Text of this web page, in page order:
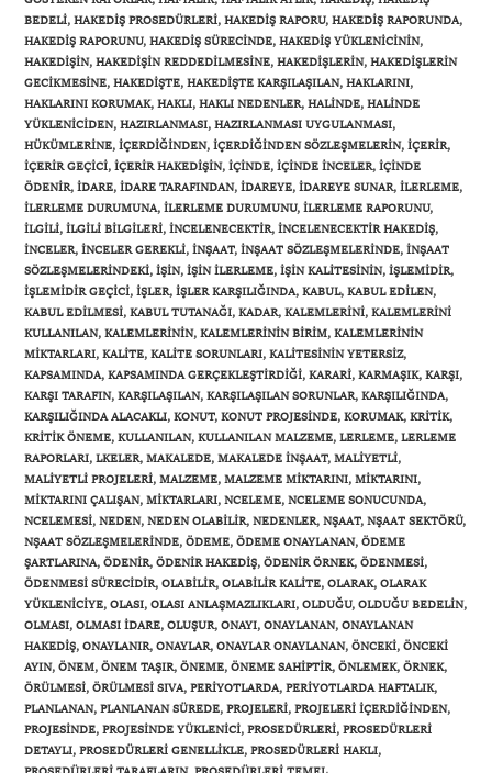
BEDELI, HAKEDIŞ PROSEDÜRLERI, HAKEDIŞ RAPORU, HAKEDIŞ RAPORUNDA,
HAKEDIŞ RAPORUNU, HAKEDIŞ SÜRECINDE, HAKEDIŞ YÜKLENICININ,
HAKEDIŞIN, HAKEDIŞIN REDDEDILMESINE, HAKEDIŞLERIN, HAKEDIŞLERIN
GECIKMESINE, HAKEDIŞTE, HAKEDIŞTE KARŞILAŞILAN, HAKLARINI,
HAKLARINI KORUMAK, HAKLI, HAKLI NEDENLER, HALINDE, HALINDE
YÜKLENICIDEN, HAZIRLANMASI, HAZIRLANMASI UYGULANMASI,
HÜKÜMLERINE, IÇERDIĞINDEN, IÇERDIĞINDEN SÖZLEŞMELERIN, IÇERIR,
IÇERIR GEÇICI, IÇERIR HAKEDIŞIN, IÇINDE, IÇINDE INCELER, IÇINDE
ÖDENIR, IDARE, IDARE TARAFINDAN, IDAREYE, IDAREYE SUNAR, ILERLEME,
ILERLEME DURUMUNA, ILERLEME DURUMUNU, ILERLEME RAPORUNU,
ILGILI, ILGILI BILGILERI, INCELENECEKTIR, INCELENECEKTIR HAKEDIŞ,
INCELER, INCELER GEREKLI, INŞAAT, INŞAAT SÖZLEŞMELERINDE, INŞAAT
SÖZLEŞMELERINDEKI, IŞIN, IŞIN ILERLEME, IŞIN KALITESININ, IŞLEMIDIR,
IŞLEMIDIR GEÇICI, IŞLER, IŞLER KARŞILIĞINDA, KABUL, KABUL EDILEN,
KABUL EDILMESI, KABUL TUTANAĞI, KADAR, KALEMLERINI, KALEMLERINI
KULLANILAN, KALEMLERININ, KALEMLERININ BIRIM, KALEMLERININ
MIKTARLARI, KALITE, KALITE SORUNLARI, KALITESININ YETERSIZ,
KAPSAMINDA, KAPSAMINDA GERÇEKLEŞTIRDIĞI, KARARI, KARMAŞIK, KARŞI,
KARŞI TARAFIN, KARŞILAŞILAN, KARŞILAŞILAN SORUNLAR, KARŞILIĞINDA,
KARŞILIĞINDA ALACAKLI, KONUT, KONUT PROJESINDE, KORUMAK, KRITIK,
KRITIK ÖNEME, KULLANILAN, KULLANILAN MALZEME, LERLEME, LERLEME
RAPORLARI, LKELER, MAKALEDE, MAKALEDE INŞAAT, MALIYETLI,
MALIYETLI PROJELERI, MALZEME, MALZEME MIKTARINI, MIKTARINI,
MIKTARINI ÇALIŞAN, MIKTARLARI, NCELEME, NCELEME SONUCUNDA,
NCELEMESI, NEDEN, NEDEN OLABILIR, NEDENLER, NŞAAT, NŞAAT SEKTÖRÜ,
NŞAAT SÖZLEŞMELERINDE, ÖDEME, ÖDEME ONAYLANAN, ÖDEME
ŞARTLARINA, ÖDENIR, ÖDENIR HAKEDIŞ, ÖDENIR ÖRNEK, ÖDENMESI,
ÖDENMESI SÜRECIDIR, OLABILIR, OLABILIR KALITE, OLARAK, OLARAK
YÜKLENICIYE, OLASI, OLASI ANLAŞMAZLIKLARI, OLDUĞU, OLDUĞU BEDELIN,
OLMASI, OLMASI IDARE, OLUŞUR, ONAYI, ONAYLANAN, ONAYLANAN
HAKEDIŞ, ONAYLANIR, ONAYLAR, ONAYLAR ONAYLANAN, ÖNCEKI, ÖNCEKI
AYIN, ÖNEM, ÖNEM TAŞIR, ÖNEME, ÖNEME SAHIPTIR, ÖNLEMEK, ÖRNEK,
ÖRÜLMESI, ÖRÜLMESI SIVA, PERIYOTLARDA, PERIYOTLARDA HAFTALIK,
PLANLANAN, PLANLANAN SÜREDE, PROJELERI, PROJELERI IÇERDIĞINDEN,
PROJESINDE, PROJESINDE YÜKLENICI, PROSEDÜRLERI, PROSEDÜRLERI
DETAYLI, PROSEDÜRLERI GENELLIKLE, PROSEDÜRLERI HAKLI,